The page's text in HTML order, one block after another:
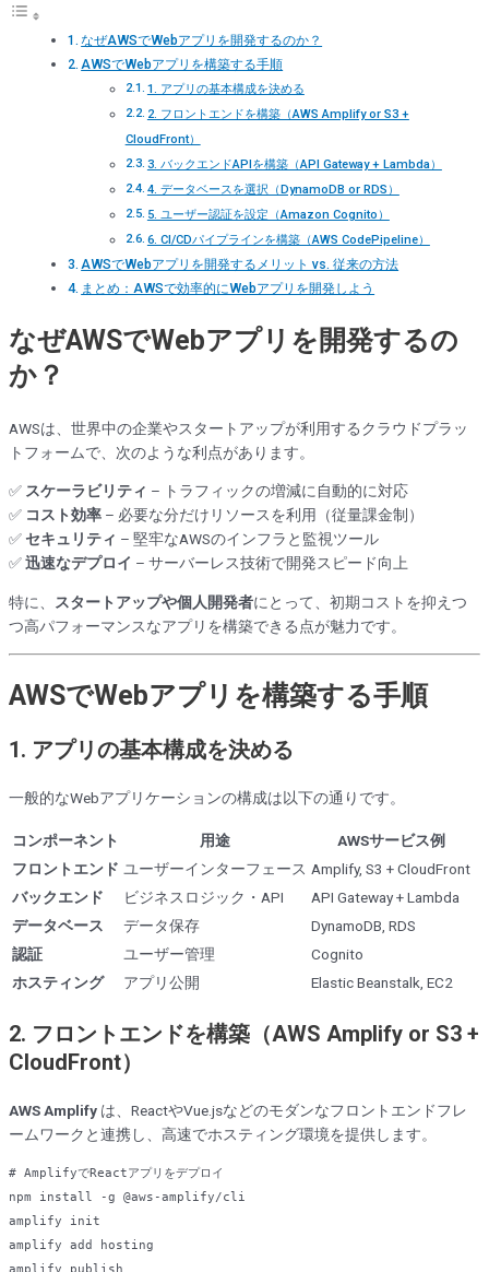
なぜAWSでWebアプリを開発するのか？
AWSでWebアプリを構築する手順
1. アプリの基本構成を決める
2. フロントエンドを構築（AWS Amplify or S3 +
CloudFront）
3. バックエンドAPIを構築（API Gateway + Lambda）
4. データベースを選択（DynamoDB or RDS）
5. ユーザー認証を設定（Amazon Cognito）
6. CI/CDパイプラインを構築（AWS CodePipeline）
AWSでWebアプリを開発するメリット vs. 従来の方法
まとめ：AWSで効率的にWebアプリを開発しよう
なぜAWSでWebアプリを開発するの
か？
AWSは、世界中の企業やスタートアップが利用するクラウドプラッ
トフォームで、次のような利点があります。
✅ スケーラビリティ – トラフィックの増減に自動的に対応
✅ コスト効率 – 必要な分だけリソースを利用（従量課金制）
✅ セキュリティ – 堅牢なAWSのインフラと監視ツール
✅迅速なデプロイ – サーバーレス技術で開発スピード向上
特に、 スタートアップや個人開発者にとって、初期コストを抑えつ
つ高パフォーマンスなアプリを構築できる点が魅力です。
AWSでWebアプリを構築する手順
1. アプリの基本構成を決める
一般的なWebアプリケーションの構成は以下の通りです。
コンポーネント 用途
AWSサービス例
フロントエンド ユーザーインターフェース Amplify, S3 + CloudFront
バックエンド
ビジネスロジック・API
API Gateway + Lambda
データベース
データ保存
DynamoDB, RDS
認証
ユーザー管理
Cognito
ホスティング
アプリ公開 Elastic Beanstalk, EC2
2. フロントエンドを構築（AWS Amplify or S3 +
CloudFront）
AWS Amplify は、ReactやVue.jsなどのモダンなフロントエンドフレ
ームワークと連携し、高速でホスティング環境を提供します。
# AmplifyでReactアプリをデプロイ
npm install -g @aws-amplify/cli
amplify init
amplify add